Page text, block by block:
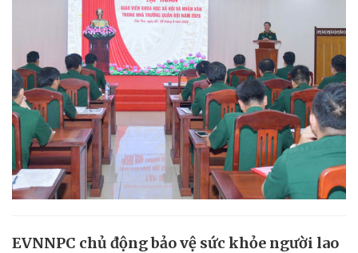
EVNNPC chủ động bảo vệ sức khỏe người lao